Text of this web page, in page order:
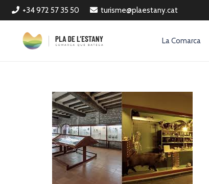
+34 972 57 35 50 turisme@plaestany.cat
La Comarca